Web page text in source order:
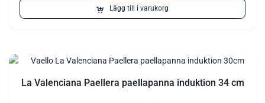
Lägg till i varukorg
La Valenciana Paellera paellapanna induktion 34 cm